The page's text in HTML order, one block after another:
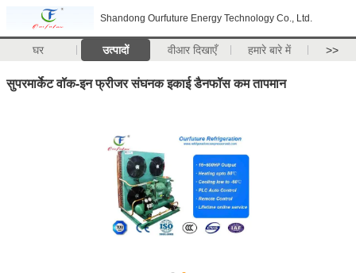
Shandong Ourfuture Energy Technology Co., Ltd.
घर उत्पादों वीआर दिखाएँ हमारे बारे में >>
सुपरमार्केट वॉक-इन फ्रीजर संघनक इकाई डैनफॉस कम तापमान